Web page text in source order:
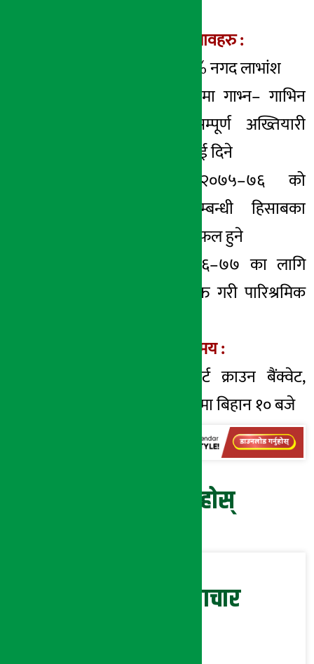
सभामा पेस हुने प्रस्तावहरु :
८% बोनस र ९.८९% नगद लाभांश
कुनै वित्तीय संस्थामा गाभ्न– गाभिन
परेमा त्यसको सम्पूर्ण अख्तियारी
सञ्चालक समितिलाई दिने
आर्थिक वर्ष २०७५–७६ को
नाफानोक्सान सम्बन्धी हिसाबका
सम्बन्धमा पनि छलफल हुने
आर्थिक वर्ष २०७६–७७ का लागि
लेखापरीक्षक नियुक्त गरी पारिश्रमिक
सभा हुने स्थान र समय :
अल इन वान मार्ट क्राउन बैंक्वेट,
मिनभवन काठमाडौंमा बिहान १० बजे
प्रतिक्रिया दिनुहोस्
सम्बन्धित समाचार